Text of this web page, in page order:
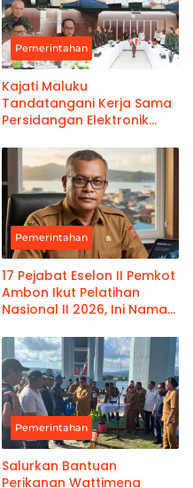
Pemerintahan
Kajati Maluku
Tandatangani Kerja Sama
Persidangan Elektronik
Kanwil Pemasyarakatan
Pemerintahan
17 Pejabat Eselon II Pemkot
Ambon Ikut Pelatihan
Nasional II 2026, Ini Nama-
Pemerintahan
Salurkan Bantuan
Perikanan Wattimena